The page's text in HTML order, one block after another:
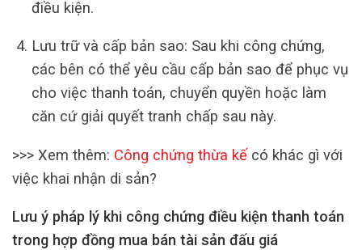
điều kiện.
Lưu trữ và cấp bản sao: Sau khi công chứng,
các bên có thể yêu cầu cấp bản sao để phục vụ
cho việc thanh toán, chuyển quyền hoặc làm
căn cứ giải quyết tranh chấp sau này.
>>> Xem thêm: Công chứng thừa kế có khác gì với
việc khai nhận di sản?
Lưu ý pháp lý khi công chứng điều kiện thanh toán
trong hợp đồng mua bán tài sản đấu giá